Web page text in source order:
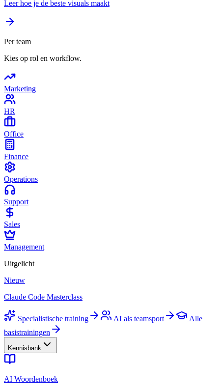
Leer hoe je de beste visuals maakt
Per team
Kies op rol en workflow.
Marketing
HR
Office
Finance
Operations
Support
Sales
Management
Uitgelicht
Nieuw
Claude Code Masterclass
Specialistische training AI als teamsport
Alle
basistrainingen
Kennisbank
AI Woordenboek